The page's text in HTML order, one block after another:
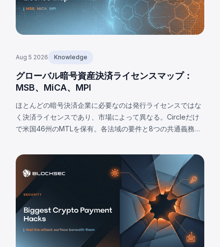
Aug 5 2026 Knowledge
グローバル暗号資産決済ライセンスマップ：
MSB、MiCA、MPI
ほとんどの暗号決済企業に必要なのは発行ライセンスではな
く決済ライセンスであり、市場によって異なる。Circleだけ
で米国46州のMTLを保有。各法域の要件と8つの共通義務を